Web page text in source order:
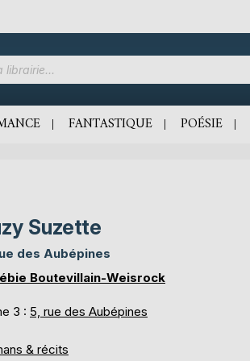
FANTASTIQUE POÉSIE
Suzette
des Aubépines
Boutevillain-Weisrock
3 : 5, rue des Aubépines
& récits